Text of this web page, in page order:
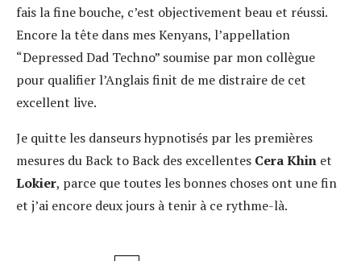
fais la fine bouche, c’est objectivement beau et réussi.
Encore la tête dans mes Kenyans, l’appellation
“Depressed Dad Techno” soumise par mon collègue
pour qualifier l’Anglais finit de me distraire de cet
excellent live.
Je quitte les danseurs hypnotisés par les premières
mesures du Back to Back des excellentes Cera Khin et
Lokier, parce que toutes les bonnes choses ont une fin
et j’ai encore deux jours à tenir à ce rythme-là.